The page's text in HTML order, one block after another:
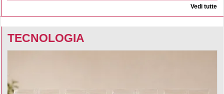
Vedi tutte
TECNOLOGIA